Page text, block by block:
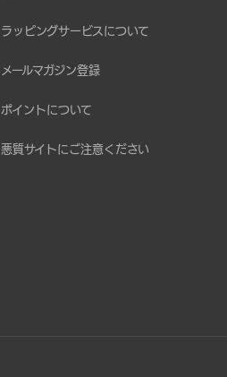
ラッピングサービスについて
メールマガジン登録
ポイントについて
悪質サイトにご注意ください